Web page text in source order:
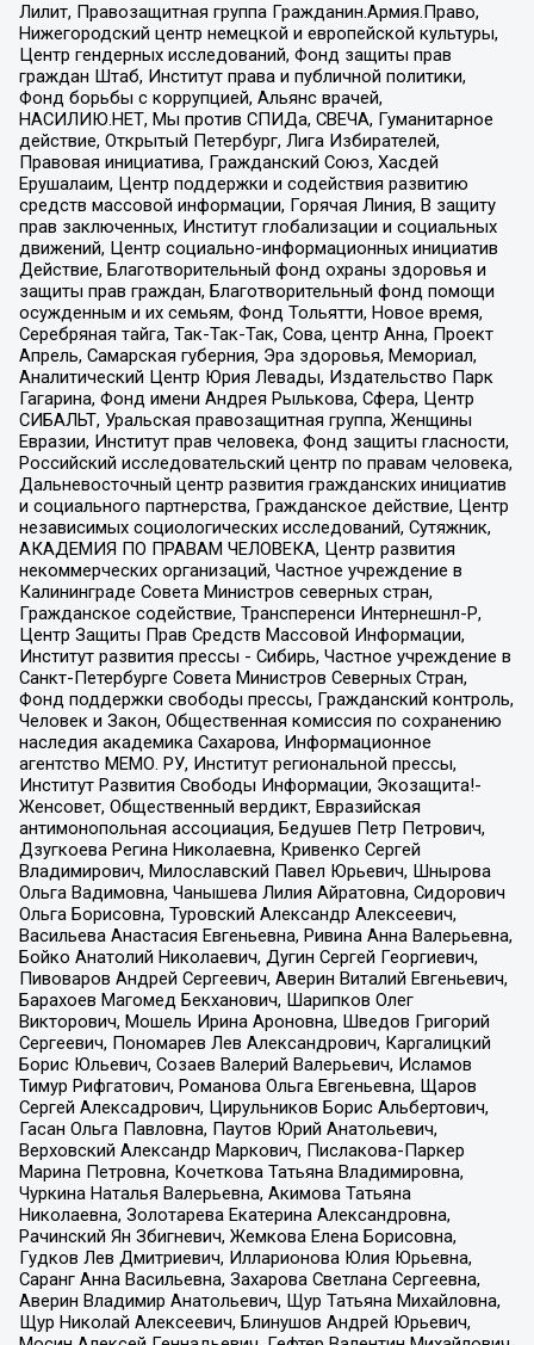
Лилит, Правозащитная группа Гражданин.Армия.Право,
Нижегородский центр немецкой и европейской культуры,
Центр гендерных исследований, Фонд защиты прав
граждан Штаб, Институт права и публичной политики,
Фонд борьбы с коррупцией, Альянс врачей,
НАСИЛИЮ.НЕТ, Мы против СПИДа, СВЕЧА, Гуманитарное
действие, Открытый Петербург, Лига Избирателей,
Правовая инициатива, Гражданский Союз, Хасдей
Ерушалаим, Центр поддержки и содействия развитию
средств массовой информации, Горячая Линия, В защиту
прав заключенных, Институт глобализации и социальных
движений, Центр социально-информационных инициатив
Действие, Благотворительный фонд охраны здоровья и
защиты прав граждан, Благотворительный фонд помощи
осужденным и их семьям, Фонд Тольятти, Новое время,
Серебряная тайга, Так-Так-Так, Сова, центр Анна, Проект
Апрель, Самарская губерния, Эра здоровья, Мемориал,
Аналитический Центр Юрия Левады, Издательство Парк
Гагарина, Фонд имени Андрея Рылькова, Сфера, Центр
СИБАЛЬТ, Уральская правозащитная группа, Женщины
Евразии, Институт прав человека, Фонд защиты гласности,
Российский исследовательский центр по правам человека,
Дальневосточный центр развития гражданских инициатив
и социального партнерства, Гражданское действие, Центр
независимых социологических исследований, Сутяжник,
АКАДЕМИЯ ПО ПРАВАМ ЧЕЛОВЕКА, Центр развития
некоммерческих организаций, Частное учреждение в
Калининграде Совета Министров северных стран,
Гражданское содействие, Трансперенси Интернешнл-Р,
Центр Защиты Прав Средств Массовой Информации,
Институт развития прессы - Сибирь, Частное учреждение в
Санкт-Петербурге Совета Министров Северных Стран,
Фонд поддержки свободы прессы, Гражданский контроль,
Человек и Закон, Общественная комиссия по сохранению
наследия академика Сахарова, Информационное
агентство МЕМО. РУ, Институт региональной прессы,
Институт Развития Свободы Информации, Экозащита!-
Женсовет, Общественный вердикт, Евразийская
антимонопольная ассоциация, Бедушев Петр Петрович,
Дзугкоева Регина Николаевна, Кривенко Сергей
Владимирович, Милославский Павел Юрьевич, Шнырова
Ольга Вадимовна, Чанышева Лилия Айратовна, Сидорович
Ольга Борисовна, Туровский Александр Алексеевич,
Васильева Анастасия Евгеньевна, Ривина Анна Валерьевна,
Бойко Анатолий Николаевич, Дугин Сергей Георгиевич,
Пивоваров Андрей Сергеевич, Аверин Виталий Евгеньевич,
Барахоев Магомед Бекханович, Шарипков Олег
Викторович, Мошель Ирина Ароновна, Шведов Григорий
Сергеевич, Пономарев Лев Александрович, Каргалицкий
Борис Юльевич, Созаев Валерий Валерьевич, Исламов
Тимур Рифгатович, Романова Ольга Евгеньевна, Щаров
Сергей Алексадрович, Цирульников Борис Альбертович,
Гасан Ольга Павловна, Паутов Юрий Анатольевич,
Верховский Александр Маркович, Пислакова-Паркер
Марина Петровна, Кочеткова Татьяна Владимировна,
Чуркина Наталья Валерьевна, Акимова Татьяна
Николаевна, Золотарева Екатерина Александровна,
Рачинский Ян Збигневич, Жемкова Елена Борисовна,
Гудков Лев Дмитриевич, Илларионова Юлия Юрьевна,
Саранг Анна Васильевна, Захарова Светлана Сергеевна,
Аверин Владимир Анатольевич, Щур Татьяна Михайловна,
Щур Николай Алексеевич, Блинушов Андрей Юрьевич,